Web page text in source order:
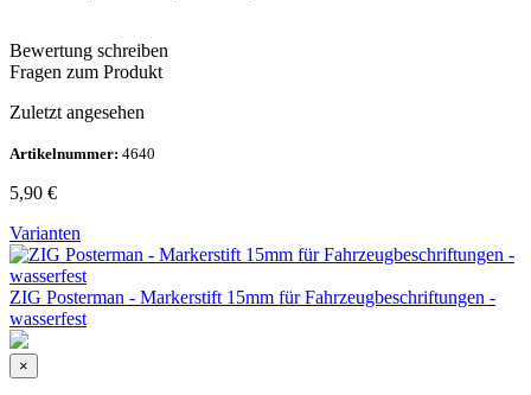
Bewertung schreiben
Fragen zum Produkt
Zuletzt angesehen
Artikelnummer: 4640
5,90 €
Varianten
ZIG Posterman - Markerstift 15mm für Fahrzeugbeschriftungen -
wasserfest
×